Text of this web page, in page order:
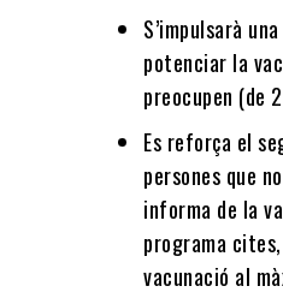
S’impulsarà
potenciar la
preocupen (de
Es reforça el
persones que
informa de la
programa
vacunació al